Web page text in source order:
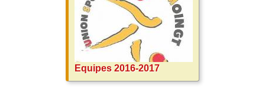
Equipes 2016-2017